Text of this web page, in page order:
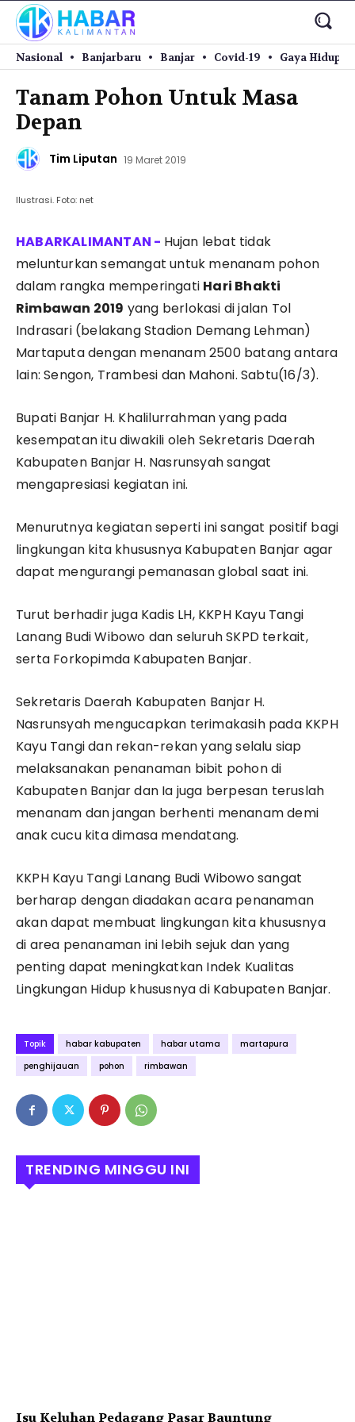
Nasional Banjarbaru Banjar Covid-19 Gaya Hidup
Tanam Pohon Untuk Masa
Depan
Tim Liputan 19 Maret 2019
Ilustrasi. Foto: net
Hujan lebat tidak
melunturkan semangat untuk menanam pohon
dalam rangka memperingati Hari Bhakti
Rimbawan 2019 yang berlokasi di jalan Tol
Indrasari (belakang Stadion Demang Lehman)
Martaputa dengan menanam 2500 batang antara
lain: Sengon, Trambesi dan Mahoni. Sabtu(16/3).
Bupati Banjar H. Khalilurrahman yang pada
kesempatan itu diwakili oleh Sekretaris Daerah
Kabupaten Banjar H. Nasrunsyah sangat
mengapresiasi kegiatan ini.
Menurutnya kegiatan seperti ini sangat positif bagi
lingkungan kita khususnya Kabupaten Banjar agar
dapat mengurangi pemanasan global saat ini.
Turut berhadir juga Kadis LH, KKPH Kayu Tangi
Lanang Budi Wibowo dan seluruh SKPD terkait,
serta Forkopimda Kabupaten Banjar.
Sekretaris Daerah Kabupaten Banjar H.
Nasrunsyah mengucapkan terimakasih pada KKPH
Kayu Tangi dan rekan-rekan yang selalu siap
melaksanakan penanaman bibit pohon di
Kabupaten Banjar dan Ia juga berpesan teruslah
menanam dan jangan berhenti menanam demi
anak cucu kita dimasa mendatang.
KKPH Kayu Tangi Lanang Budi Wibowo sangat
berharap dengan diadakan acara penanaman
akan dapat membuat lingkungan kita khususnya
di area penanaman ini lebih sejuk dan yang
penting dapat meningkatkan Indek Kualitas
Lingkungan Hidup khususnya di Kabupaten Banjar.
Topik habar kabupaten habar utama
martapura
penghijauan
pohon rimbawan
TRENDING MINGGU INI
Isu Keluhan Pedagang Pasar Bauntung